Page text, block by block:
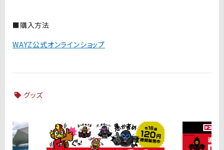
■購入方法
WAYZ公式オンラインショップ
グッズ